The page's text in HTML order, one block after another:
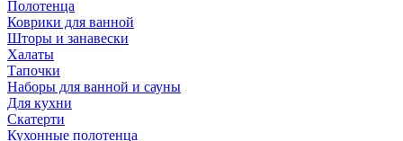
Полотенца
Коврики для ванной
Шторы и занавески
Халаты
Тапочки
Наборы для ванной и сауны
Для кухни
Скатерти
Кухонные полотенца